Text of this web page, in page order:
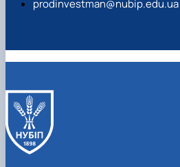
prodinvestman@nubip.edu.ua